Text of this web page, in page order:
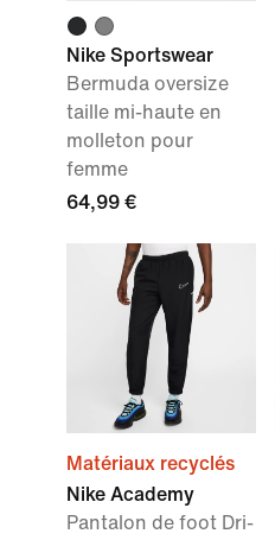
Nike Sportswear
Bermuda oversize
taille mi-haute en
molleton pour
femme
64,99 €
Matériaux recyclés
Nike Academy
Pantalon de foot Dri-